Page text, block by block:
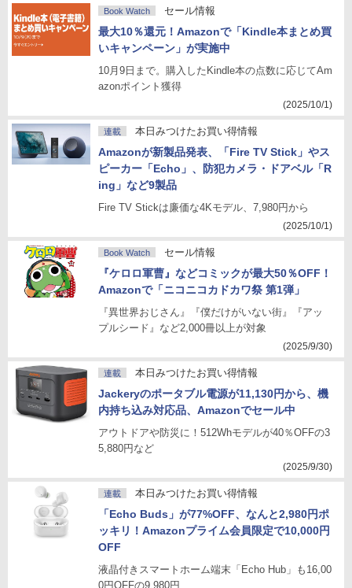
Book Watch セール情報
最大10％還元！Amazonで「Kindle本まとめ買
いキャンペーン」が実施中
10月9日まで。購入したKindle本の点数に応じてAm
azonポイント獲得
(2025/10/1)
連載 本日みつけたお買い得情報
Amazonが新製品発表、「Fire TV Stick」やス
ピーカー「Echo」、防犯カメラ・ドアベル「R
ing」など9製品
Fire TV Stickは廉価な4Kモデル、7,980円から
(2025/10/1)
Book Watch セール情報
『ケロロ軍曹』などコミックが最大50％OFF！
Amazonで「ニコニコカドカワ祭 第1弾」
『異世界おじさん』『僕だけがいない街』『アッ
プルシード』など2,000冊以上が対象
(2025/9/30)
連載 本日みつけたお買い得情報
Jackeryのポータブル電源が11,130円から、機
内持ち込み対応品、Amazonでセール中
アウトドアや防災に！512Whモデルが40％OFFの3
5,880円など
(2025/9/30)
連載 本日みつけたお買い得情報
「Echo Buds」が77%OFF、なんと2,980円ポ
ッキリ！Amazonプライム会員限定で10,000円
OFF
液晶付きスマートホーム端末「Echo Hub」も16,00
0円OFFの9,980円